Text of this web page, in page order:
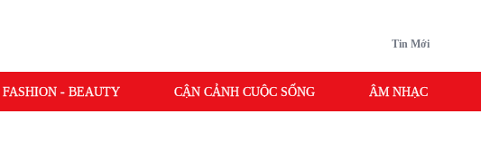
Tin Mới
FASHION - BEAUTY CẬN CẢNH CUỘC SỐNG ÂM NHẠC